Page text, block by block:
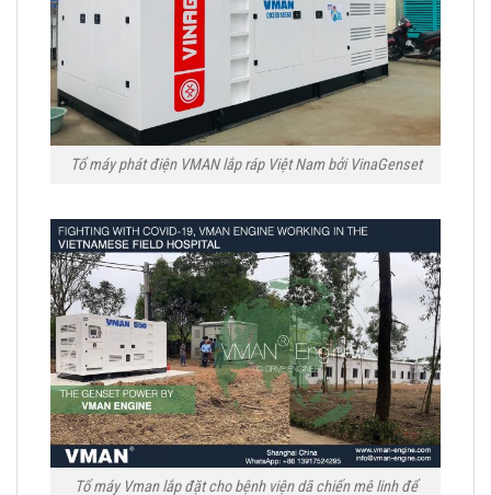
Tổ máy phát điện VMAN lắp ráp Việt Nam bởi VinaGenset
Tổ máy Vman lắp đặt cho bệnh viện dã chiến mê linh để